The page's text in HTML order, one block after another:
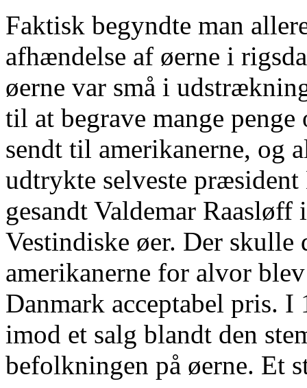
Faktisk begyndte man
afhændelse af øerne i
øerne var små i
til at begrave mange
sendt til amerikanerne, og
udtrykte selveste
gesandt Valdemar Raasløff
Vestindiske øer. Der
amerikanerne for alvor
Danmark acceptabel pris.
imod et salg blandt den
befolkningen på øerne. Et